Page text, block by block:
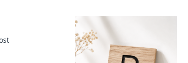
do koszyka